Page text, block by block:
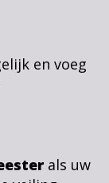
en voeg
als uw